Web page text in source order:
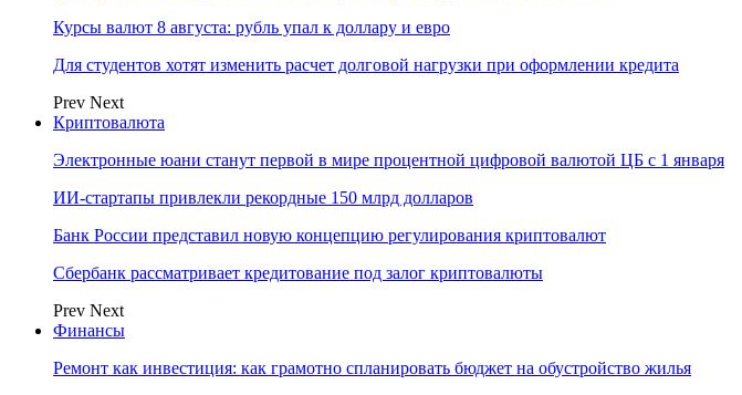
Курсы валют 8 августа: рубль упал к доллару и евро
Для студентов хотят изменить расчет долговой нагрузки при оформлении кредита
Prev Next
Криптовалюта
Электронные юани станут первой в мире процентной цифровой валютой ЦБ с 1 января
ИИ-стартапы привлекли рекордные 150 млрд долларов
Банк России представил новую концепцию регулирования криптовалют
Сбербанк рассматривает кредитование под залог криптовалюты
Prev Next
Финансы
Ремонт как инвестиция: как грамотно спланировать бюджет на обустройство жилья